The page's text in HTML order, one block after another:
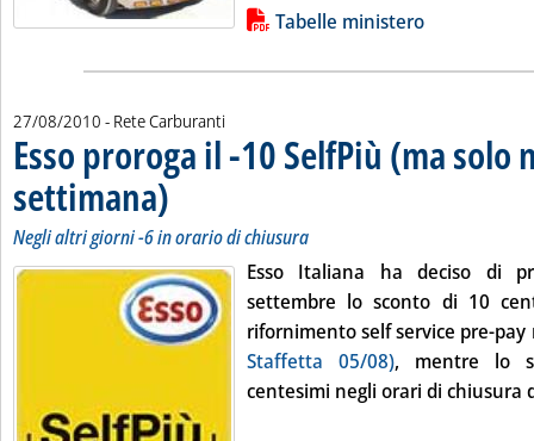
Lista allegati PDF alla notiziaTabelle ministero
27/08/2010 - Rete Carburanti
Esso proroga il -10 SelfPiù (ma solo
settimana). Sottotitolo: Negli altri giorni -6 in orario di chiusura
. Pubblicata venerdì 27 agosto 2010 alle 10.19.
Negli altri giorni -6 in orario di chiusura
Esso Italiana ha deciso di
settembre lo sconto di 10
rifornimento self service pre-
Staffetta 05/08), mentre lo
centesimi negli orari di chiusura